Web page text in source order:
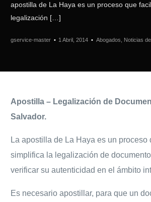
apostilla de La Haya es un proceso que
legalización […]
gservice-master 1 Abril, 2014 Abogados, Noticias
Apostilla – Legalización de
Salvador.
La apostilla de La Haya es un proceso
simplifica la legalización de
verificar su autenticidad en el ámbito
Es necesario apostillar, para que un